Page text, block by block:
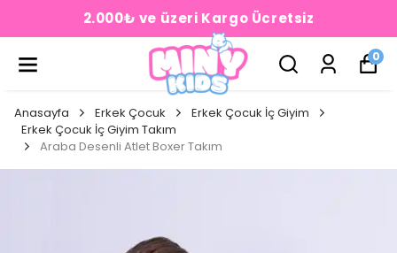
2.000₺ ve üzeri Kargo Ücretsiz
0
Anasayfa Erkek Çocuk
Erkek Çocuk İç Giyim
Erkek Çocuk İç Giyim Takım
Araba Desenli Atlet Boxer Takım